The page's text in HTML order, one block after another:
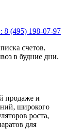
8 (495) 198-07-97
счетов,
в будние дни.
продаже и
широкого
роста,
для